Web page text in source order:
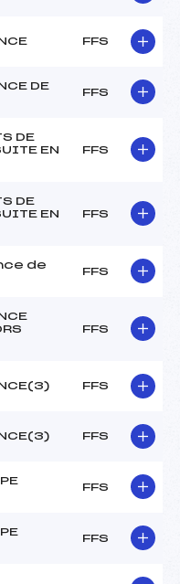
FFS
DE
FFS
DE
EN
FFS
DE
EN
FFS
de
FFS
FFS
FFS
FFS
FFS
FFS